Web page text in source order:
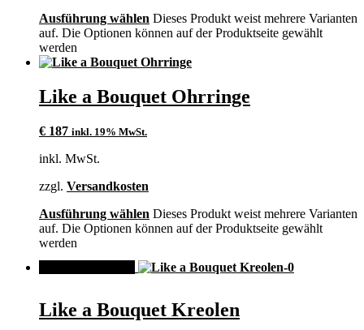
Ausführung wählen Dieses Produkt weist mehrere Varianten
auf. Die Optionen können auf der Produktseite gewählt
werden
Like a Bouquet Ohrringe
€ 187 inkl. 19% MwSt.
inkl. MwSt.
zzgl. Versandkosten
Ausführung wählen Dieses Produkt weist mehrere Varianten
auf. Die Optionen können auf der Produktseite gewählt
werden
Like a Bouquet Kreolen